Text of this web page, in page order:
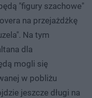
"figury szachowe"
na przejażdżkę
Na tym
dla
mogli się
w pobliżu
jeszcze długi na